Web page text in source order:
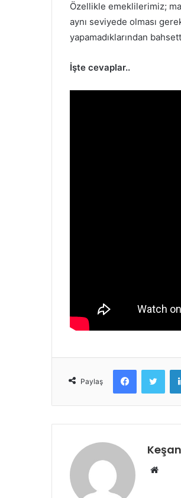
Özellikle emeklilerimiz;
aynı seviyede olması
yapamadıklarından
İşte cevaplar..
Paylaş
Facebook
Web